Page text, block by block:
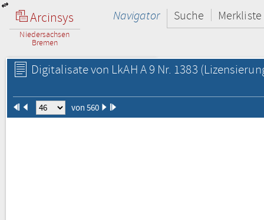
Arcinsys
Niedersachsen
Bremen
Navigator Suche Merkliste
Digitalisate von LkAH A 9 Nr. 1383
von 560